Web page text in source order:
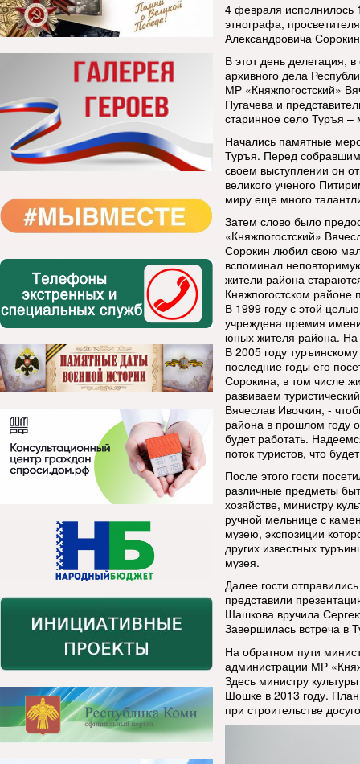
4 февраля исполнилось
этнографа,
Александровича
В этот день делегация,
архивного дела
МР «Княжпогостский»
Пугачева и
старинное село Туръя –
Начались памятные
Туръя. Перед
своем выступлении он
великого ученого
миру еще много
Затем слово было
«Княжпогостский»
Сорокин любил свою
вспоминал
жители района
Княжпогостском районе
В 1999 году с этой
учреждена премия
юных жителя района. На
В 2005 году
последние годы его
Сорокина, в том числе
развиваем
Вячеслав Ивочкин, -
района в прошлом году
будет работать.
поток туристов, что
После этого гости
различные предметы
хозяйстве, министру
ручной мельнице с
музею, экспозиции
других известных
музея.
Далее гости
представили
Шашкова вручила
Завершилась встреча в
На обратном пути
администрации МР
Здесь министру
Шошке в 2013 году.
при строительстве